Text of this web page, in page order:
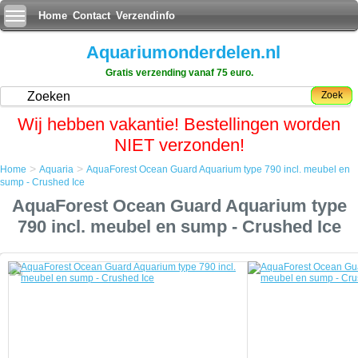
Home Contact Verzendinfo
Aquariumonderdelen.nl
Gratis verzending vanaf 75 euro.
Zoek
Wij hebben vakantie! Bestellingen worden
NIET verzonden!
Home
AquaForest Ocean Guard Aquarium type 790 incl. meubel en sump -
Crushed Ice
AquaForest Ocean Guard Aquarium type 790 incl. meubel en sump - Crushed Ice
Home > Aquaria > AquaForest Ocean Guard Aquarium type 790 incl. meubel en
sump - Crushed Ice
AquaForest Ocean Guard Aquarium type
790 incl. meubel en sump - Crushed Ice